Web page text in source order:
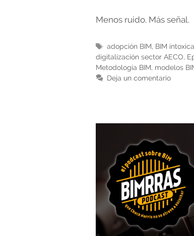
Menos ruido. Más señal.
Etiquetas
adopción BIM, BIM
digitalización sector AECO,
Metodología BIM, modelos
Deja un comentario